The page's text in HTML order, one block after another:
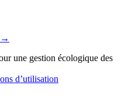
→
une gestion écologique des
d’utilisation